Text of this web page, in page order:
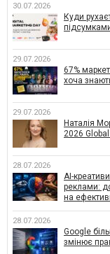
30.07.2026
Куди
29.07.2026
67%
хоча
29.07.2026
Наталія
2026
28.07.2026
AI-
реклами:
на
28.07.2026
Google
змінює